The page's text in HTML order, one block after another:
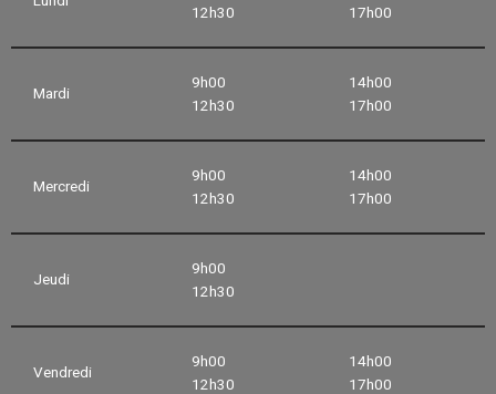
12h30
17h00
Mardi
9h00
12h30
14h00
17h00
Mercredi
9h00
12h30
14h00
17h00
Jeudi
9h00
12h30
Vendredi
9h00
12h30
14h00
17h00